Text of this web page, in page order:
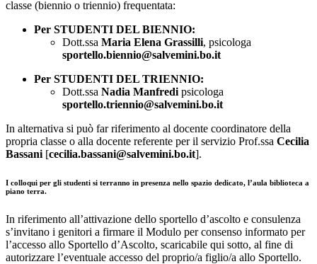
classe (biennio o triennio) frequentata:
Per STUDENTI DEL BIENNIO:
Dott.ssa Maria Elena Grassilli, psicologa
sportello.biennio@salvemini.bo.it
Per STUDENTI DEL TRIENNIO:
Dott.ssa Nadia Manfredi psicologa
sportello.triennio@salvemini.bo.it
In alternativa si può far riferimento al docente coordinatore della
propria classe o alla docente referente per il servizio Prof.ssa Cecilia
Bassani [cecilia.bassani@salvemini.bo.it].
I colloqui per gli studenti si terranno in presenza nello spazio dedicato, l’aula biblioteca a
piano terra.
In riferimento all’attivazione dello sportello d’ascolto e consulenza
s’invitano i genitori a firmare il Modulo per consenso informato per
l’accesso allo Sportello d’Ascolto, scaricabile qui sotto, al fine di
autorizzare l’eventuale accesso del proprio/a figlio/a allo Sportello.